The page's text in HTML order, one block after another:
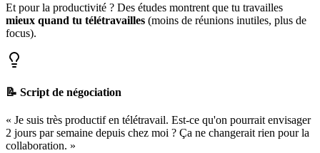
Et pour la productivité ? Des études montrent que tu travailles
mieux quand tu télétravailles (moins de réunions inutiles, plus de
focus).
📝 Script de négociation
« Je suis très productif en télétravail. Est-ce qu'on pourrait envisager
2 jours par semaine depuis chez moi ? Ça ne changerait rien pour la
collaboration. »